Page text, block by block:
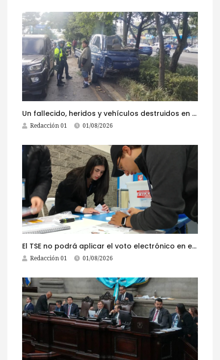
Un fallecido, heridos y vehículos destruidos en accidentes registrados este 1 de agosto
Redacción 01 01/08/2026
El TSE no podrá aplicar el voto electrónico en el extranjero, pese a la reciente actualización de su reglamento
Redacción 01 01/08/2026